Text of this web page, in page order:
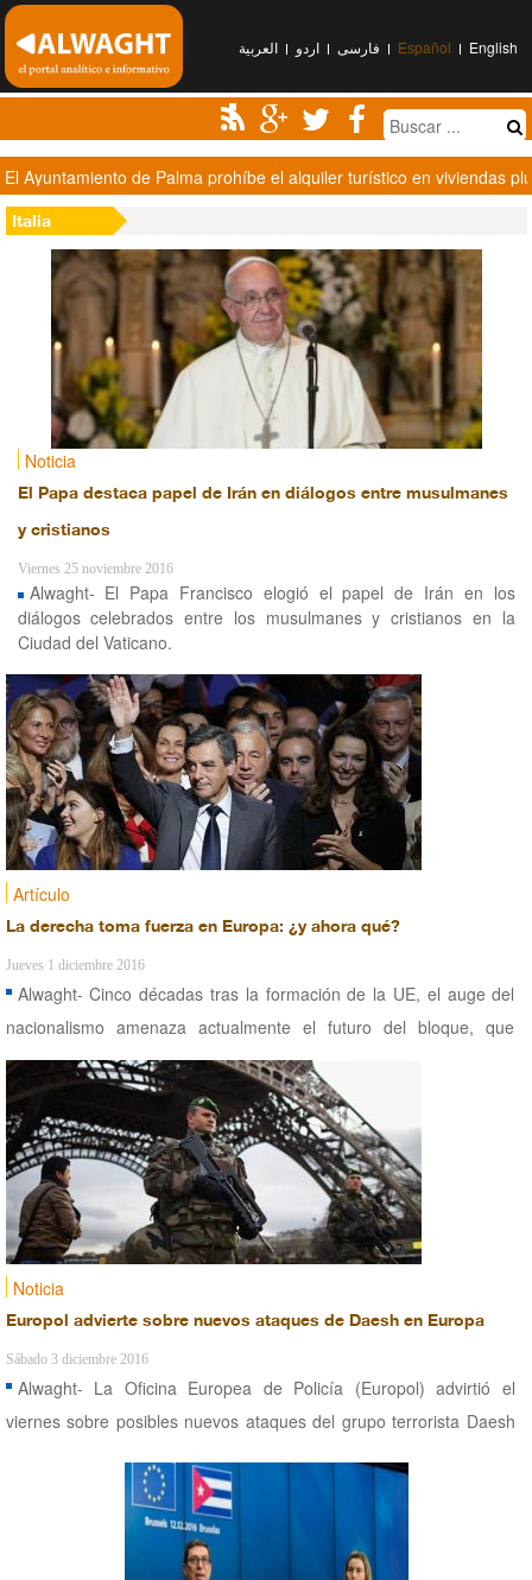
العربیة اردو فارسی Español English
El Ayuntamiento de Palma prohíbe el alquiler turístico en viviendas
Italia
Noticia
El Papa destaca papel de Irán en diálogos entre musulmanes
y cristianos
Viernes 25 noviembre 2016
Alwaght- El Papa Francisco elogió el papel de Irán en los
diálogos celebrados entre los musulmanes y cristianos en la
Ciudad del Vaticano.
Artículo
La derecha toma fuerza en Europa: ¿y ahora qué?
Jueves 1 diciembre 2016
Alwaght- Cinco décadas tras la formación de la UE, el auge del
nacionalismo amenaza actualmente el futuro del bloque, que
podría sufrir un retorno a siglos pasados.
Noticia
Europol advierte sobre nuevos ataques de Daesh en Europa
Sábado 3 diciembre 2016
Alwaght- La Oficina Europea de Policía (Europol) advirtió el
viernes sobre posibles nuevos ataques del grupo terrorista Daesh